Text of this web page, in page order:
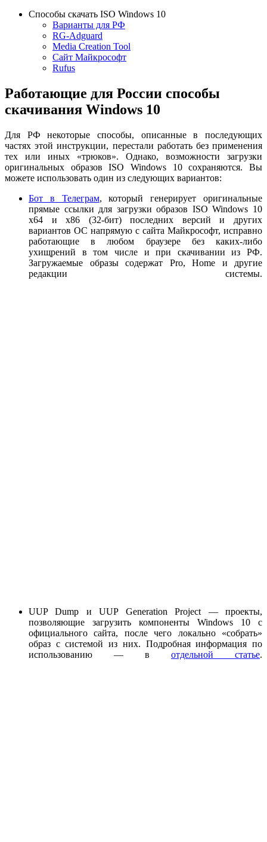
Способы скачать ISO Windows 10
Варианты для РФ
RG-Adguard
Media Creation Tool
Сайт Майкрософт
Rufus
Работающие для России способы
скачивания Windows 10
Для РФ некоторые способы, описанные в последующих
частях этой инструкции, перестали работать без применения
тех или иных «трюков». Однако, возможности загрузки
оригинальных образов ISO Windows 10 сохраняются. Вы
можете использовать один из следующих вариантов:
Бот в Телеграм, который генерирует оригинальные
прямые ссылки для загрузки образов ISO Windows 10
x64 и x86 (32-бит) последних версий и других
вариантов ОС напрямую с сайта Майкрософт, исправно
работающие в любом браузере без каких-либо
ухищрений в том числе и при скачивании из РФ.
Загружаемые образы содержат Pro, Home и другие
редакции системы.
UUP Dump и UUP Generation Project — проекты,
позволяющие загрузить компоненты Windows 10 c
официального сайта, после чего локально «собрать»
образ с системой из них. Подробная информация по
использованию — в отдельной статье.